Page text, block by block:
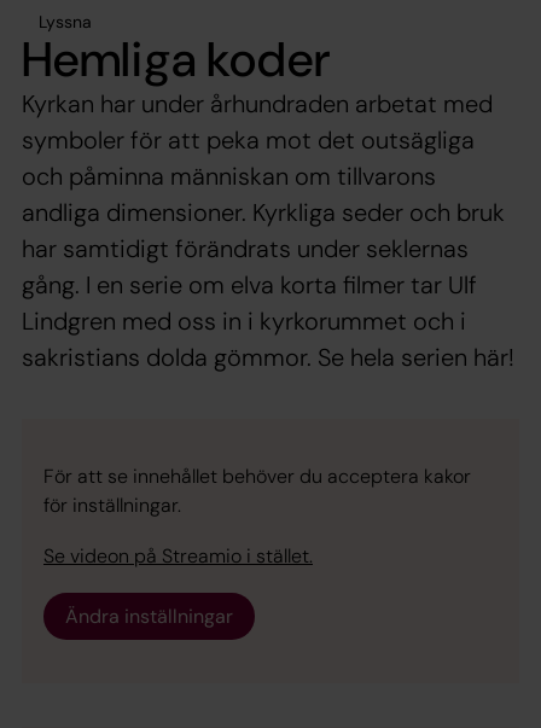
Lyssna
Hemliga koder
Kyrkan har under århundraden arbetat med
symboler för att peka mot det outsägliga
och påminna människan om tillvarons
andliga dimensioner. Kyrkliga seder och bruk
har samtidigt förändrats under seklernas
gång. I en serie om elva korta filmer tar Ulf
Lindgren med oss in i kyrkorummet och i
sakristians dolda gömmor. Se hela serien här!
För att se innehållet behöver du acceptera kakor
för inställningar.
Se videon på Streamio i stället.
Ändra inställningar